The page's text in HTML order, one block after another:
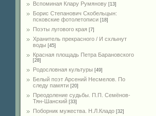
Вспоминая Клару Румянову [13]
Борис Степанович Скобельцын:
псковские фотолетописи [18]
Поэты лугового края [7]
Хранитель прекрасного / И схлынут
воды [45]
Красная площадь Петра Барановского
[28]
Родословная культуры [49]
Белый поэт Арсений Несмелов. По
следу памяти [20]
Преодоление судьбы. П.П. Семёнов-
Тян-Шанский [33]
Поборник мужества. Н.Л.Кладо [32]